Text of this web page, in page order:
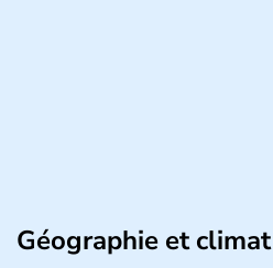
Géographie et climat